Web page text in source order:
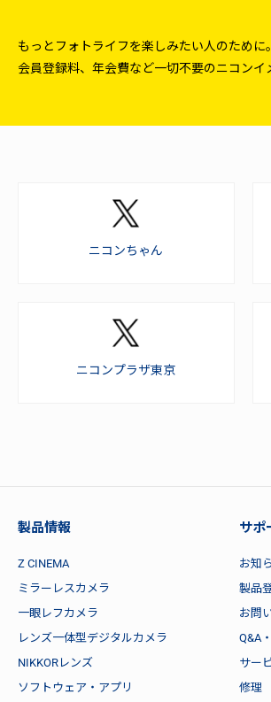
もっとフォトライフを楽しみたい人のために。
会員登録料、年会費など一切不要のニコンイ
ニコンちゃん
ニコンプラザ東京
製品情報
Z CINEMA
ミラーレスカメラ
一眼レフカメラ
レンズ一体型デジタルカメラ
NIKKORレンズ
ソフトウェア・アプリ
サポ
お知
製品
お問
Q&A
サー
修理